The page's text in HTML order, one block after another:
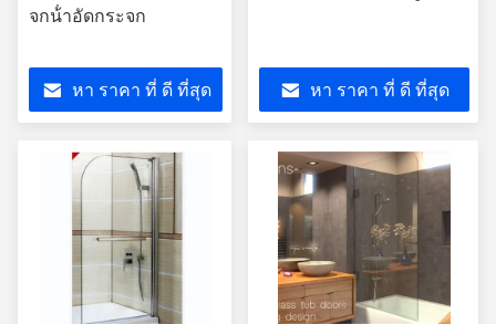
จกน้ําอัดกระจก
หา ราคา ที่ ดี ที่สุด หา ราคา ที่ ดี ที่สุด